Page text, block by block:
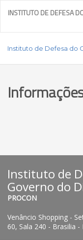
INSTITUTO DE DEFESA
Instituto de Defesa do
Instituto de
Governo do
PROCON
Venâncio Shopping -
60, Sala 240 - Brasilia -